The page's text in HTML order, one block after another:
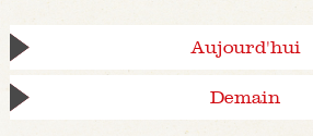
Aujourd'hui
Demain